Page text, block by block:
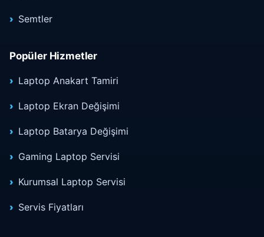
Semtler
Popüler Hizmetler
Laptop Anakart Tamiri
Laptop Ekran Değişimi
Laptop Batarya Değişimi
Gaming Laptop Servisi
Kurumsal Laptop Servisi
Servis Fiyatları